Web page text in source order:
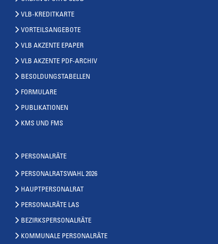
VLB-KREDITKARTE
VORTEILSANGEBOTE
VLB AKZENTE EPAPER
VLB AKZENTE PDF-ARCHIV
BESOLDUNGSTABELLEN
FORMULARE
PUBLIKATIONEN
KMS UND FMS
PERSONALRÄTE
PERSONALRATSWAHL 2026
HAUPTPERSONALRAT
PERSONALRÄTE LAS
BEZIRKSPERSONALRÄTE
KOMMUNALE PERSONALRÄTE